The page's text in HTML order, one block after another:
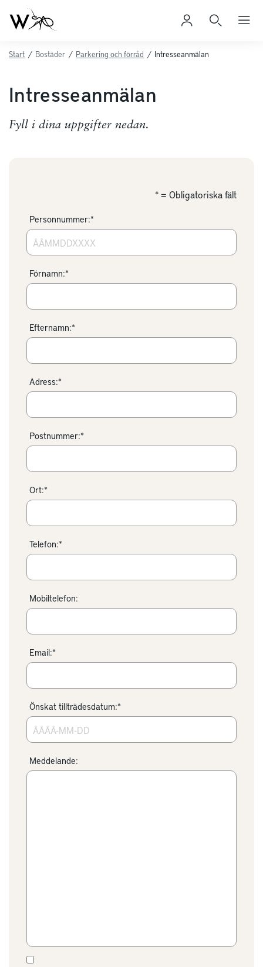
Start / Bostäder / Parkering och förråd / Intresseanmälan
Intresseanmälan
Fyll i dina uppgifter nedan.
* = Obligatoriska fält
Personnummer:*
Förnamn:*
Efternamn:*
Adress:*
Postnummer:*
Ort:*
Telefon:*
Mobiltelefon:
Email:*
Önskat tillträdesdatum:*
Meddelande: